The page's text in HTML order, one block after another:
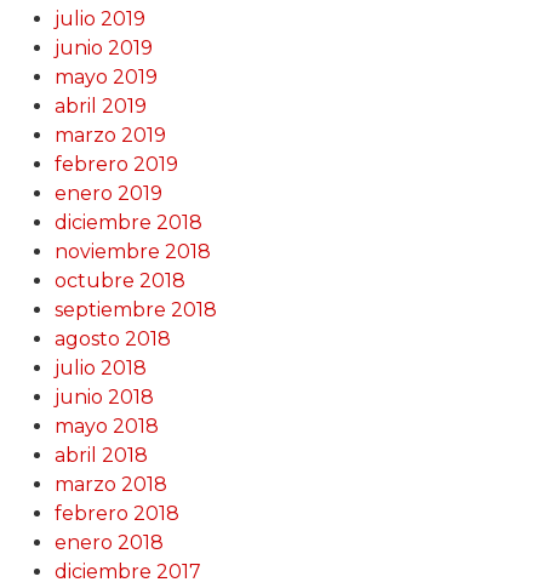
julio 2019
junio 2019
mayo 2019
abril 2019
marzo 2019
febrero 2019
enero 2019
diciembre 2018
noviembre 2018
octubre 2018
septiembre 2018
agosto 2018
julio 2018
junio 2018
mayo 2018
abril 2018
marzo 2018
febrero 2018
enero 2018
diciembre 2017